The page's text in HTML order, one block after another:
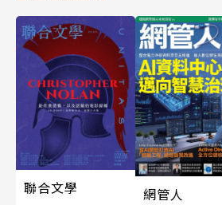
聯合文學
網管人